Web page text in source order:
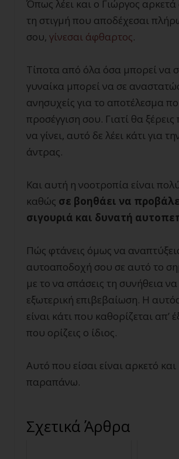
Όπως λέει και ο Γιώργος
τη στιγμή που αποδέχεσαι
σου, γίνεσαι άφθαρτος.
Τίποτα από όλα όσα μπορεί να
γυναίκα μπορεί να σε
ανησυχείς για το αποτέλεσμα
προσέγγιση σου. Γιατί θα ξέρεις
να γίνει, αυτό δε λέει κάτι για
άντρας.
Και αυτή η νοοτροπία είναι
καθώς σε βοηθάει να
σιγουριά και δυνατή
Πώς φτάνεις όμως να
αυτοαποδοχή σου σε αυτό το
με το να σπάσεις τη συνήθεια
εξωτερική επιβεβαίωση. Η
είναι κάτι που καθορίζεται απ’
που ορίζεις ο ίδιος.
Αυτό που είσαι είναι αρκετό και
παραπάνω.
Σχετικά Άρθρα